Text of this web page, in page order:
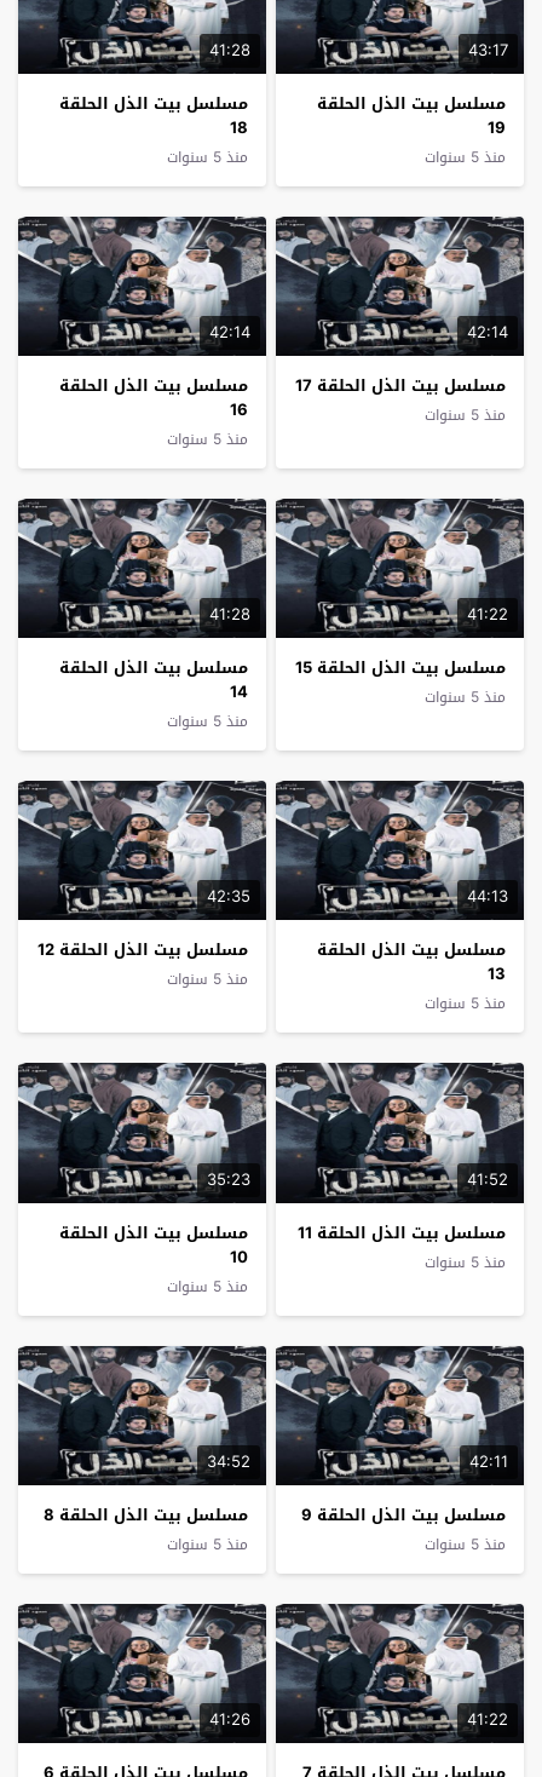
43:17
مسلسل بيت الذل الحلقة
19
منذ 5 سنوات
41:28
مسلسل بيت الذل الحلقة
18
منذ 5 سنوات
42:14
مسلسل بيت الذل الحلقة 17
منذ 5 سنوات
42:14
مسلسل بيت الذل الحلقة
16
منذ 5 سنوات
41:22
مسلسل بيت الذل الحلقة 15
منذ 5 سنوات
41:28
مسلسل بيت الذل الحلقة
14
منذ 5 سنوات
44:13
مسلسل بيت الذل الحلقة
13
منذ 5 سنوات
42:35
مسلسل بيت الذل الحلقة 12
منذ 5 سنوات
41:52
مسلسل بيت الذل الحلقة 11
منذ 5 سنوات
35:23
مسلسل بيت الذل الحلقة
10
منذ 5 سنوات
42:11
مسلسل بيت الذل الحلقة 9
منذ 5 سنوات
34:52
مسلسل بيت الذل الحلقة 8
منذ 5 سنوات
41:22
41:26